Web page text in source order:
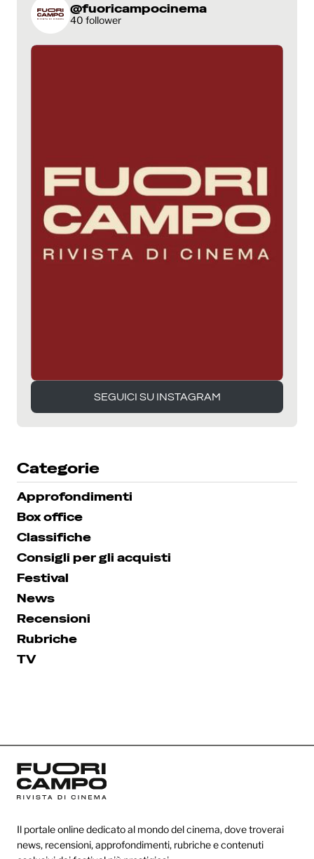
@fuoricampocinema
40 follower
SEGUICI SU INSTAGRAM
Categorie
Approfondimenti
Box office
Classifiche
Consigli per gli acquisti
Festival
News
Recensioni
Rubriche
TV
Il portale online dedicato al mondo del cinema, dove troverai
news, recensioni, approfondimenti, rubriche e contenuti